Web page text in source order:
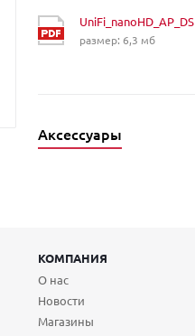
UniFi_nanoHD_AP_DS
размер: 6,3 мб
Аксессуары
КОМПАНИЯ
О нас
Новости
Магазины